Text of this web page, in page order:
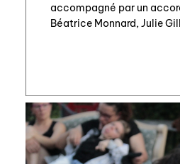
accompagné par un
Béatrice Monnard, Julie